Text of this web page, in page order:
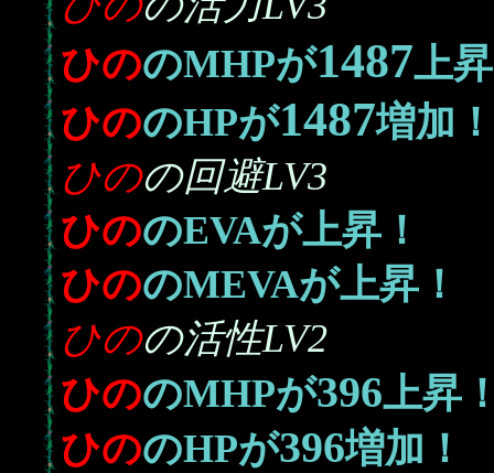
ひののMHPが1487上
ひののHPが1487増加！
ひのの回避LV3
ひののEVAが上昇！
ひののMEVAが上昇！
ひのの活性LV2
ひののMHPが396上昇
ひののHPが396増加！